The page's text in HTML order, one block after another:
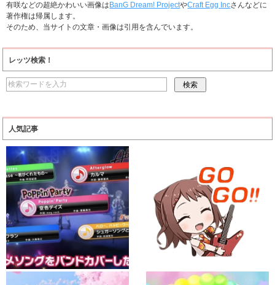
有咲などの超絶かわいい画像は BanG Dream! ProjectやCraft Egg Incさんなどに
著作権は帰属します。
そのため、当サイトの文章・画像は引用を含んでいます。
レッツ検索！
人気記事